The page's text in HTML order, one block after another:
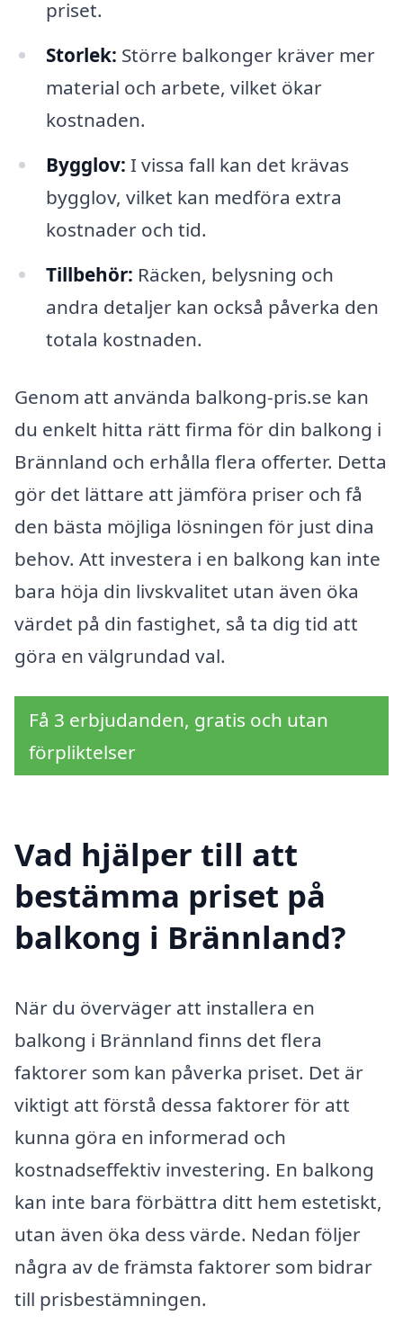
priset.
Storlek: Större balkonger kräver mer
material och arbete, vilket ökar
kostnaden.
Bygglov: I vissa fall kan det krävas
bygglov, vilket kan medföra extra
kostnader och tid.
Tillbehör: Räcken, belysning och
andra detaljer kan också påverka den
totala kostnaden.
Genom att använda balkong-pris.se kan
du enkelt hitta rätt firma för din balkong i
Brännland och erhålla flera offerter. Detta
gör det lättare att jämföra priser och få
den bästa möjliga lösningen för just dina
behov. Att investera i en balkong kan inte
bara höja din livskvalitet utan även öka
värdet på din fastighet, så ta dig tid att
göra en välgrundad val.
Få 3 erbjudanden, gratis och utan
förpliktelser
Vad hjälper till att
bestämma priset på
balkong i Brännland?
När du överväger att installera en
balkong i Brännland finns det flera
faktorer som kan påverka priset. Det är
viktigt att förstå dessa faktorer för att
kunna göra en informerad och
kostnadseffektiv investering. En balkong
kan inte bara förbättra ditt hem estetiskt,
utan även öka dess värde. Nedan följer
några av de främsta faktorer som bidrar
till prisbestämningen.